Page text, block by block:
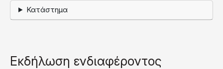
Κατάστημα
Εκδήλωση ενδιαφέροντος